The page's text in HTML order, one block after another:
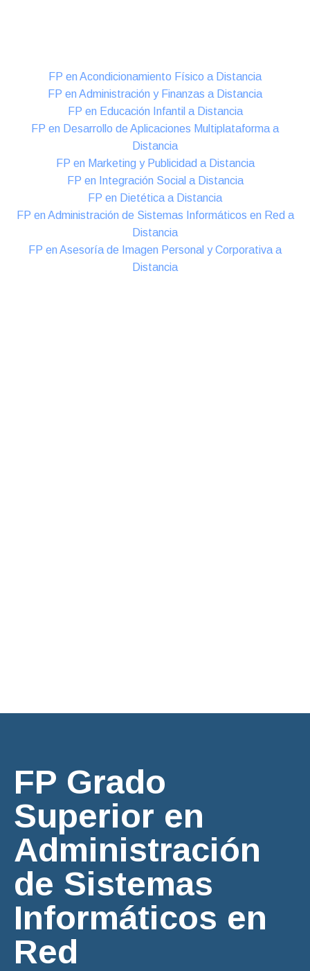
FP en Acondicionamiento Físico a Distancia
FP en Administración y Finanzas a Distancia
FP en Educación Infantil a Distancia
FP en Desarrollo de Aplicaciones Multiplataforma a
Distancia
FP en Marketing y Publicidad a Distancia
FP en Integración Social a Distancia
FP en Dietética a Distancia
FP en Administración de Sistemas Informáticos en Red a
Distancia
FP en Asesoría de Imagen Personal y Corporativa a
Distancia
FP Grado
Superior en
Administración
de Sistemas
Informáticos en
Red